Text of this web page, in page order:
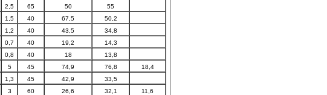
2,5 65 50
55
1,5 40 67,5
50,2
1,2 40 43,5
34,8
0,7 40 19,2
14,3
0,8 40 18
13,8
5 45 74,9 76,8
18,4
1,3 45 42,9
33,5
3 60 26,6 32,1
11,6